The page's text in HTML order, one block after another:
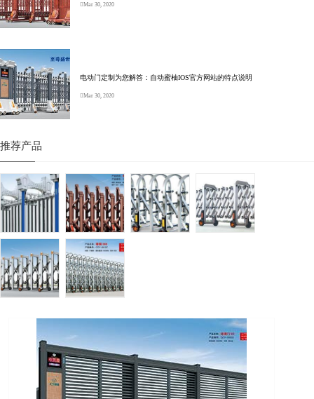
Mar 30, 2020
电动门定制为您解答：自动蜜柚IOS官方网站的特点说明
Mar 30, 2020
推荐产品